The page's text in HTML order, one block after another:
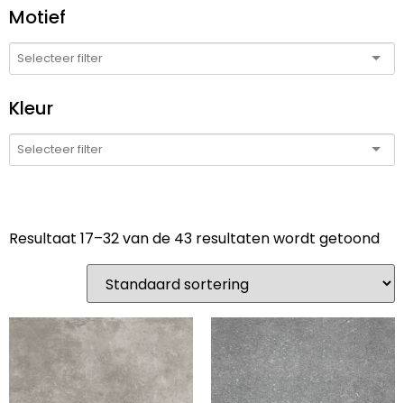
Motief
Kleur
Resultaat 17–32 van de 43 resultaten wordt getoond